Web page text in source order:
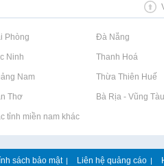
Phòng Rao vặt tại Đà Nẵng
Ninh Rao vặt tại Thanh Hoá
Nam Rao vặt tại Thừa Thiên Huế
Thơ Rao vặt tại Bà Rịa - Vũng Tàu
tỉnh miền nam khác
sách bảo mật | Liên hệ quảng cáo |